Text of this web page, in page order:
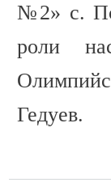
№2» с.
роли
Гедуев.